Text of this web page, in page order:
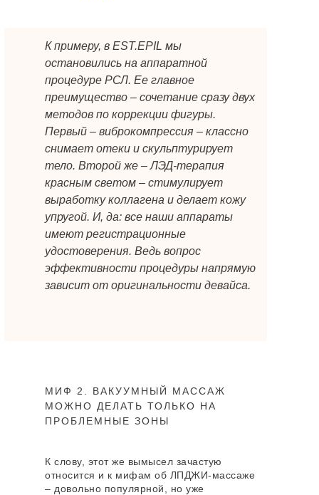
МИФ 2. ВАКУУМНЫЙ МАССАЖ
МОЖНО ДЕЛАТЬ ТОЛЬКО НА
ПРОБЛЕМНЫЕ ЗОНЫ
К примеру, в EST.EPIL мы
остановились на аппаратной
процедуре РСЛ. Ее главное
преимущество – сочетание сразу двух
методов по коррекции фигуры.
Первый – виброкомпрессия – классно
снимает отеки и скульптурирует
тело. Второй же – ЛЭД-терапия
красным светом – стимулирует
выработку коллагена и делает кожу
упругой. И, да: все наши аппараты
имеют регистрационные
удостоверения. Ведь вопрос
эффективности процедуры напрямую
зависит от оригинальности девайса.
К слову, этот же вымысел зачастую
относится и к мифам об ЛПДЖИ-массаже
– довольно популярной, но уже